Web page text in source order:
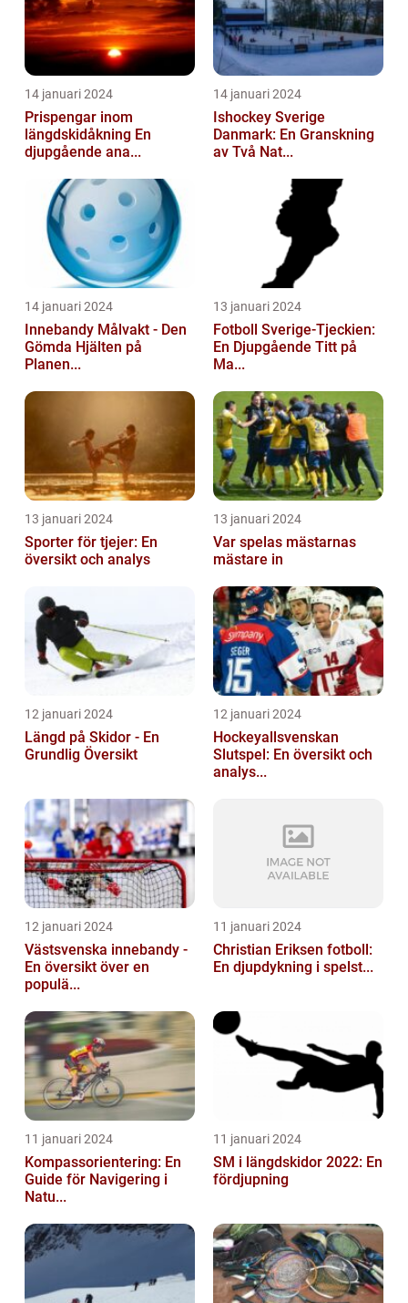
14 januari 2024
Prispengar inom
längdskidåkning En
djupgående ana...
14 januari 2024
Ishockey Sverige
Danmark: En Granskning
av Två Nat...
14 januari 2024
Innebandy Målvakt - Den
Gömda Hjälten på
Planen...
13 januari 2024
Fotboll Sverige-Tjeckien:
En Djupgående Titt på
Ma...
13 januari 2024
Sporter för tjejer: En
översikt och analys
13 januari 2024
Var spelas mästarnas
mästare in
12 januari 2024
Längd på Skidor - En
Grundlig Översikt
12 januari 2024
Hockeyallsvenskan
Slutspel: En översikt och
analys...
12 januari 2024
Västsvenska innebandy -
En översikt över en
populä...
11 januari 2024
Christian Eriksen fotboll:
En djupdykning i spelst...
11 januari 2024
Kompassorientering: En
Guide för Navigering i
Natu...
11 januari 2024
SM i längdskidor 2022: En
fördjupning